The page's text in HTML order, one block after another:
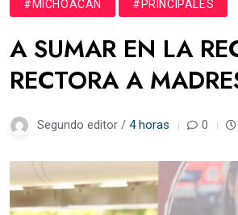
#MICHOACÁN #PRINCIPALES
A SUMAR EN LA
RECTORA A
Segundo editor / 4 horas 0